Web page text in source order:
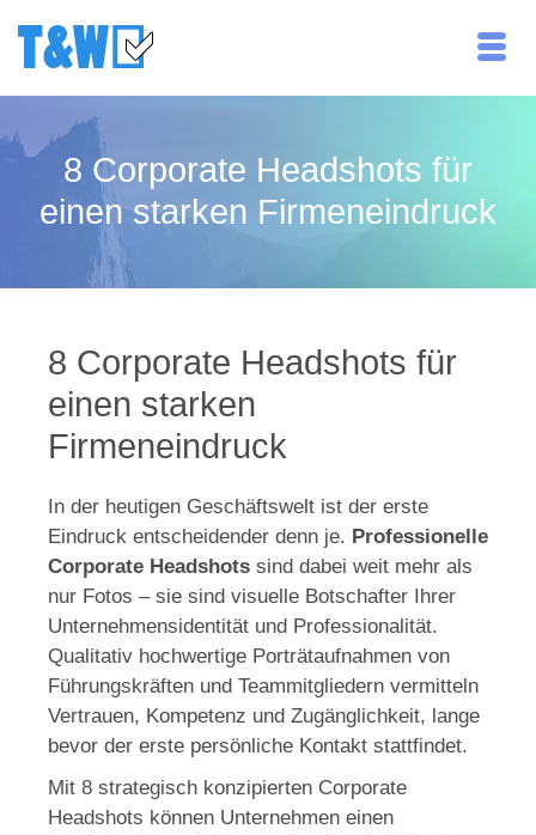
8 Corporate Headshots für
einen starken Firmeneindruck
8 Corporate Headshots für
einen starken
Firmeneindruck
In der heutigen Geschäftswelt ist der erste
Eindruck entscheidender denn je. Professionelle
Corporate Headshots sind dabei weit mehr als
nur Fotos – sie sind visuelle Botschafter Ihrer
Unternehmensidentität und Professionalität.
Qualitativ hochwertige Porträtaufnahmen von
Führungskräften und Teammitgliedern vermitteln
Vertrauen, Kompetenz und Zugänglichkeit, lange
bevor der erste persönliche Kontakt stattfindet.
Mit 8 strategisch konzipierten Corporate
Headshots können Unternehmen einen